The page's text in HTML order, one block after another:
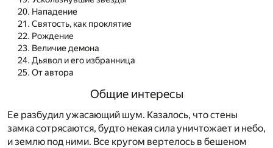
Нападение
Святость, как проклятие
Рождение
Величие демона
Дьявол и его избранница
От автора
Общие интересы
Ее разбудил ужасающий шум. Казалось, что стены
замка сотрясаются, будто некая сила уничтожает и небо,
и землю под ними. Все кругом вертелось в бешеном